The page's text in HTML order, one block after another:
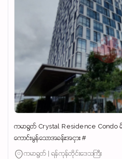
ကမာရွတ် Crystal Residence Condo
ကောင်းမွန်သောအခန်းအငှား #
ကမာရွတ် | ရန်ကုန်တိုင်းဒေသကြီး